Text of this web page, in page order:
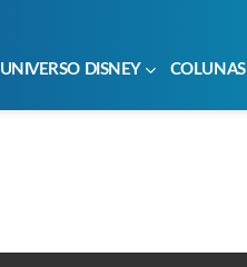
UNIVERSO DISNEY COLUNAS